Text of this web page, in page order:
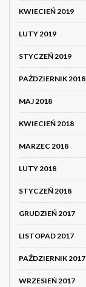
KWIECIEŃ 2019
LUTY 2019
STYCZEŃ 2019
PAŹDZIERNIK 2018
MAJ 2018
KWIECIEŃ 2018
MARZEC 2018
LUTY 2018
STYCZEŃ 2018
GRUDZIEŃ 2017
LISTOPAD 2017
PAŹDZIERNIK 2017
WRZESIEŃ 2017